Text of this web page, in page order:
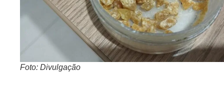
Foto: Divulgação